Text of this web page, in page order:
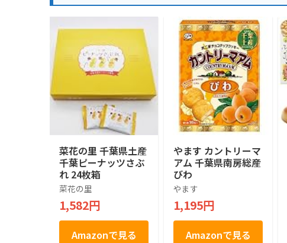
菜花の里 千葉県土産
千葉ピーナッツさぶ
れ 24枚箱
菜花の里
1,582円
Amazonで見る
やます カントリーマ
アム 千葉県南房総産
びわ
やます
1,195円
Amazonで見る